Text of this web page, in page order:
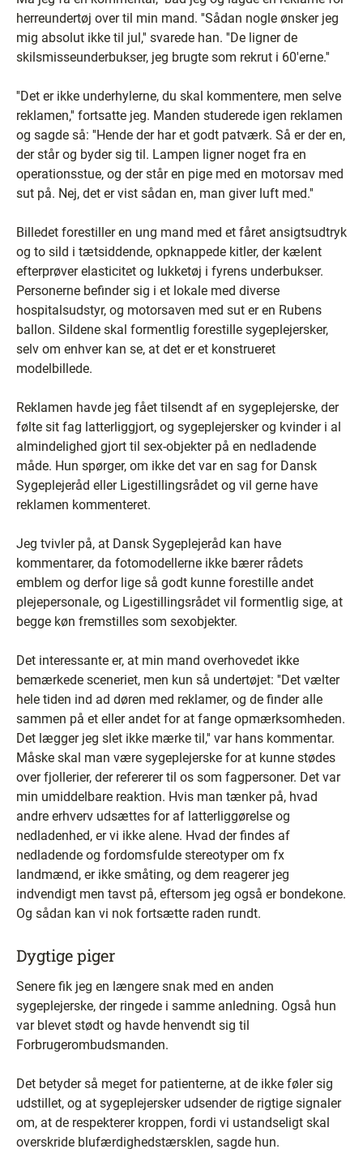
herreundertøj over til min mand. ''Sådan nogle ønsker jeg
mig absolut ikke til jul,'' svarede han. ''De ligner de
skilsmisseunderbukser, jeg brugte som rekrut i 60'erne.''
''Det er ikke underhylerne, du skal kommentere, men selve
reklamen,'' fortsatte jeg. Manden studerede igen reklamen
og sagde så: ''Hende der har et godt patværk. Så er der en,
der står og byder sig til. Lampen ligner noget fra en
operationsstue, og der står en pige med en motorsav med
sut på. Nej, det er vist sådan en, man giver luft med.''
Billedet forestiller en ung mand med et fåret ansigtsudtryk
og to sild i tætsiddende, opknappede kitler, der kælent
efterprøver elasticitet og lukketøj i fyrens underbukser.
Personerne befinder sig i et lokale med diverse
hospitalsudstyr, og motorsaven med sut er en Rubens
ballon. Sildene skal formentlig forestille sygeplejersker,
selv om enhver kan se, at det er et konstrueret
modelbillede.
Reklamen havde jeg fået tilsendt af en sygeplejerske, der
følte sit fag latterliggjort, og sygeplejersker og kvinder i al
almindelighed gjort til sex-objekter på en nedladende
måde. Hun spørger, om ikke det var en sag for Dansk
Sygeplejeråd eller Ligestillingsrådet og vil gerne have
reklamen kommenteret.
Jeg tvivler på, at Dansk Sygeplejeråd kan have
kommentarer, da fotomodellerne ikke bærer rådets
emblem og derfor lige så godt kunne forestille andet
plejepersonale, og Ligestillingsrådet vil formentlig sige, at
begge køn fremstilles som sexobjekter.
Det interessante er, at min mand overhovedet ikke
bemærkede sceneriet, men kun så undertøjet: ''Det vælter
hele tiden ind ad døren med reklamer, og de finder alle
sammen på et eller andet for at fange opmærksomheden.
Det lægger jeg slet ikke mærke til,'' var hans kommentar.
Måske skal man være sygeplejerske for at kunne stødes
over fjollerier, der refererer til os som fagpersoner. Det var
min umiddelbare reaktion. Hvis man tænker på, hvad
andre erhverv udsættes for af latterliggørelse og
nedladenhed, er vi ikke alene. Hvad der findes af
nedladende og fordomsfulde stereotyper om fx
landmænd, er ikke småting, og dem reagerer jeg
indvendigt men tavst på, eftersom jeg også er bondekone.
Og sådan kan vi nok fortsætte raden rundt.
Dygtige piger
Senere fik jeg en længere snak med en anden
sygeplejerske, der ringede i samme anledning. Også hun
var blevet stødt og havde henvendt sig til
Forbrugerombudsmanden.
Det betyder så meget for patienterne, at de ikke føler sig
udstillet, og at sygeplejersker udsender de rigtige signaler
om, at de respekterer kroppen, fordi vi ustandseligt skal
overskride blufærdighedstærsklen, sagde hun.